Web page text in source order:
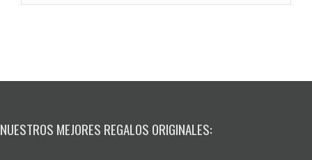
Puntos
Stencil
NUESTROS MEJORES REGALOS ORIGINALES: